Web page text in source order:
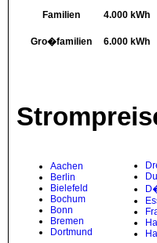
Familien 4.000 kWh
Gro�familien 6.000 kWh
Aachen
Berlin
Bielefeld
Bochum
Bonn
Bremen
Dortmund